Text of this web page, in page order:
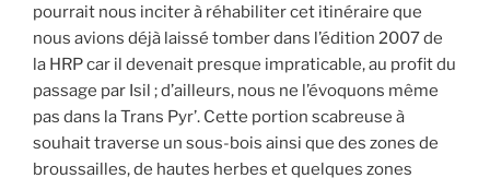
pourrait nous inciter à réhabiliter cet itinéraire que
nous avions déjà laissé tomber dans l’édition 2007 de
la HRP car il devenait presque impraticable, au profit du
passage par Isil ; d’ailleurs, nous ne l’évoquons même
pas dans la Trans Pyr’. Cette portion scabreuse à
souhait traverse un sous-bois ainsi que des zones de
broussailles, de hautes herbes et quelques zones